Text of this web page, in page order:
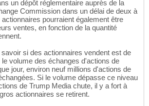
un dépôt réglementaire auprès de la
Commission dans un délai de deux à
pourraient également être
ventes, en fonction de la quantité
si des actionnaires vendent est de
volume des échanges d'actions de
jour, environ neuf millions d'actions de
Si le volume dépasse ce niveau
de Trump Media chute, il y a fort à
actionnaires se retirent.